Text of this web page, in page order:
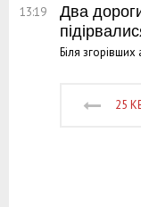
13:19
Два
Біля згорівших
25